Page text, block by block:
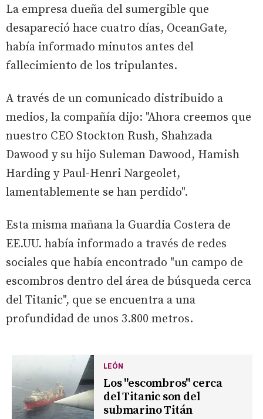
La empresa dueña del sumergible que
desapareció hace cuatro días, OceanGate,
había informado minutos antes del
fallecimiento de los tripulantes.
A través de un comunicado distribuido a
medios, la compañía dijo: "Ahora creemos que
nuestro CEO Stockton Rush, Shahzada
Dawood y su hijo Suleman Dawood, Hamish
Harding y Paul-Henri Nargeolet,
lamentablemente se han perdido".
Esta misma mañana la Guardia Costera de
EE.UU. había informado a través de redes
sociales que había encontrado "un campo de
escombros dentro del área de búsqueda cerca
del Titanic", que se encuentra a una
profundidad de unos 3.800 metros.
LEÓN
Los "escombros" cerca
del Titanic son del
submarino Titán